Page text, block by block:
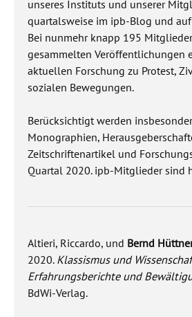
unseres Instituts und unserer
quartalsweise im ipb-Blog und auf
Bei nunmehr knapp 195
gesammelten Veröffentlichungen
aktuellen Forschung zu Protest,
sozialen Bewegungen.
Berücksichtigt werden
Monographien,
Zeitschriftenartikel und
Quartal 2020. ipb-Mitglieder sind
Altieri, Riccardo, und Bernd
2020.Klassismus und
Erfahrungsberichte und
BdWi-Verlag.